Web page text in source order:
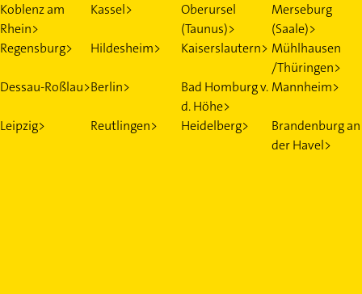
Koblenz am
Rhein>
Kassel>
Oberursel
(Taunus)>
Merseburg
(Saale)>
Regensburg>
Hildesheim> Kaiserslautern> Mühlhausen
/Thüringen>
Dessau-Roßlau>Berlin>
Bad Homburg v.
d. Höhe>
Mannheim>
Leipzig> Reutlingen> Heidelberg>
Brandenburg an
der Havel>